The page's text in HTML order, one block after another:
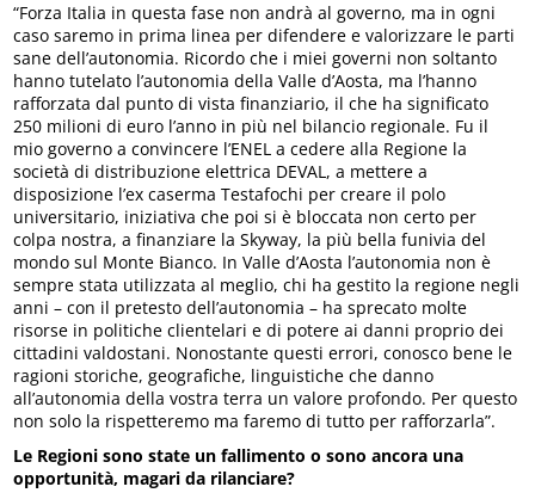
“Forza Italia in questa fase non andrà al governo, ma in ogni
caso saremo in prima linea per difendere e valorizzare le parti
sane dell’autonomia. Ricordo che i miei governi non soltanto
hanno tutelato l’autonomia della Valle d’Aosta, ma l’hanno
rafforzata dal punto di vista finanziario, il che ha significato
250 milioni di euro l’anno in più nel bilancio regionale. Fu il
mio governo a convincere l’ENEL a cedere alla Regione la
società di distribuzione elettrica DEVAL, a mettere a
disposizione l’ex caserma Testafochi per creare il polo
universitario, iniziativa che poi si è bloccata non certo per
colpa nostra, a finanziare la Skyway, la più bella funivia del
mondo sul Monte Bianco. In Valle d’Aosta l’autonomia non è
sempre stata utilizzata al meglio, chi ha gestito la regione negli
anni – con il pretesto dell’autonomia – ha sprecato molte
risorse in politiche clientelari e di potere ai danni proprio dei
cittadini valdostani. Nonostante questi errori, conosco bene le
ragioni storiche, geografiche, linguistiche che danno
all’autonomia della vostra terra un valore profondo. Per questo
non solo la rispetteremo ma faremo di tutto per rafforzarla”.
Le Regioni sono state un fallimento o sono ancora una
opportunità, magari da rilanciare?